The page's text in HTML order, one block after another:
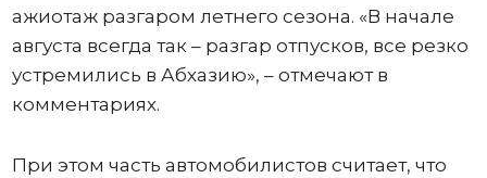
ажиотаж разгаром летнего сезона. «В начале
августа всегда так – разгар отпусков, все резко
устремились в Абхазию», – отмечают в
комментариях.
При этом часть автомобилистов считает, что